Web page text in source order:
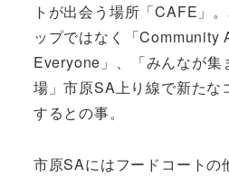
トが出会う場所「CAFE」
ップではなく「Community
Everyone」、「みんなが集
場」市原SA上り線で新たな
するとの事。
市原SAにはフードコートの